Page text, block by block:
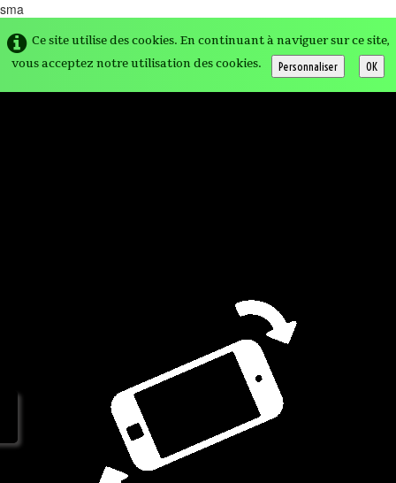
sma
Ce site utilise des cookies. En continuant à naviguer sur ce site,
vous acceptez notre utilisation des cookies.
Personnaliser OK